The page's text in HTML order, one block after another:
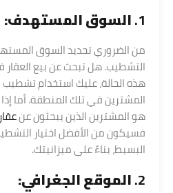
1. السوق المستهدف:
من الضروري تحديد السوق
التشطيب. هل تبحث عن بيع
هذه الحالة، عليك استخدام
المشترين في تلك المنطقة. أما
هو المشترين الذين يبحثون عن
فسيكون من الأفضل اختيار
البسيط، بناءً على ميزانيتك.
2. الموقع الجغرافي: